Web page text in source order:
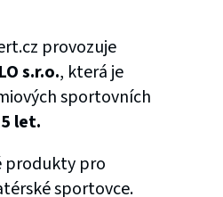
provozuje
s.r.o., která je
sportovních
let.
produkty pro
sportovce.